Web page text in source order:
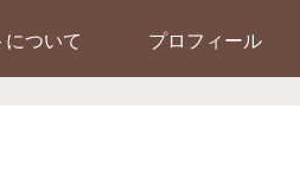
について プロフィール